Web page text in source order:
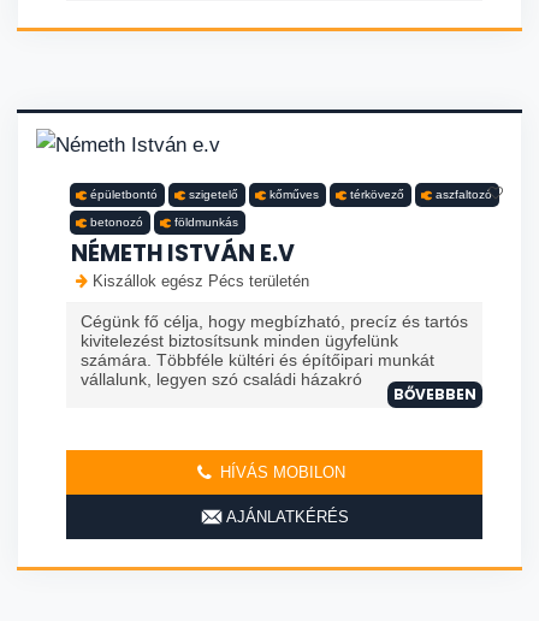
épületbontó szigetelő kőműves térkövező aszfaltozó
betonozó földmunkás
NÉMETH ISTVÁN E.V
Kiszállok egész Pécs területén
Cégünk fő célja, hogy megbízható, precíz és tartós
kivitelezést biztosítsunk minden ügyfelünk
számára. Többféle kültéri és építőipari munkát
vállalunk, legyen szó családi házakró
BŐVEBBEN
HÍVÁS MOBILON
AJÁNLATKÉRÉS